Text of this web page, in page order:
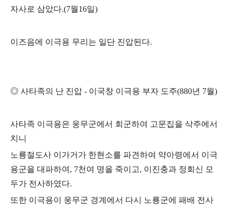
자사로 삼았다.(7월16일)
이즈음에 이극용 무리는 일단 진압된다.
◎ 사타족의 난 진압 - 이국창 이극용 부자 도주(880년 7월)
사타족 이극용은 웅무군에서 회군하여 고문집을 삭주에서
치니
노룡절도사 이가거가 한현소를 파견하여 약아령에서 이극
용군을 대파하여 , 7천여 명을 죽이고, 이진충과 정회신 모
두가 전사하였다.
또한 이극용이 웅무군 경계에서 다시 노룡군에 패배 전사